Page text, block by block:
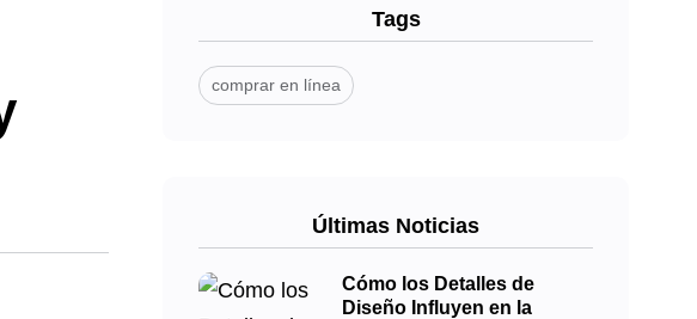
Tags
comprar en línea
Últimas Noticias
Cómo los Detalles de
Diseño Influyen en la